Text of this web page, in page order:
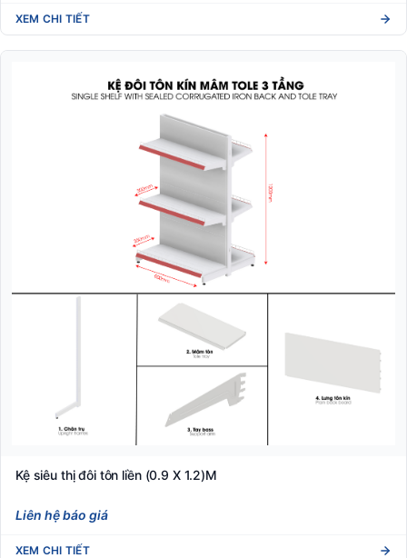
XEM CHI TIẾT
Kệ siêu thị đôi tôn liền (0.9 X 1.2)M
Liên hệ báo giá
XEM CHI TIẾT